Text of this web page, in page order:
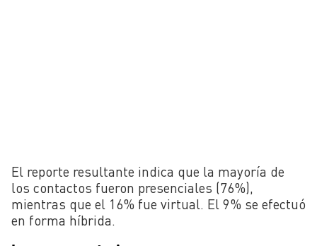
El reporte resultante indica que la mayoría de
los contactos fueron presenciales (76%),
mientras que el 16% fue virtual. El 9% se efectuó
en forma híbrida.